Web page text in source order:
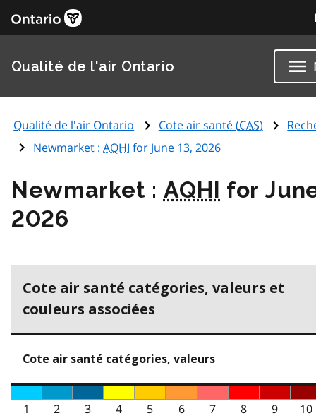
Qualité de l'air Ontario
Qualité de l'air Ontario Cote air santé (CAS)
Newmarket :AQHI for June 13, 2026
Newmarket : AQHI for
2026
Cote air santé catégories, valeurs et
couleurs associées
Cote air santé catégories, valeurs
1 2 3 4 5 6 7 8 9
10